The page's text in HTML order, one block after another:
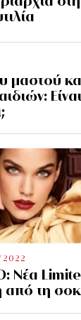
μαστού
Είναι
Νέα
από τη